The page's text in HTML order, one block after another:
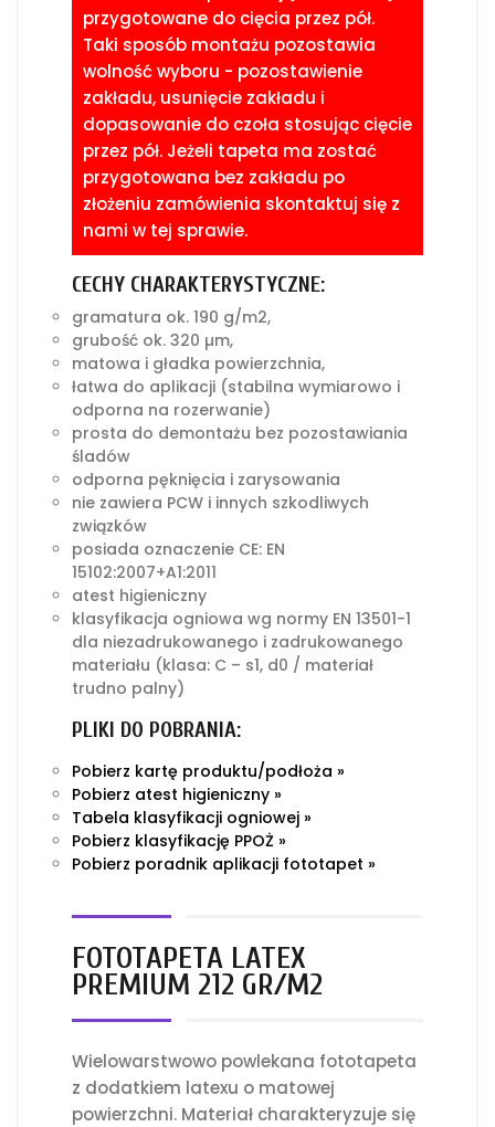
przygotowane do cięcia przez pół.
Taki sposób montażu pozostawia
wolność wyboru - pozostawienie
zakładu, usunięcie zakładu i
dopasowanie do czoła stosując cięcie
przez pół. Jeżeli tapeta ma zostać
przygotowana bez zakładu po
złożeniu zamówienia skontaktuj się z
nami w tej sprawie.
CECHY CHARAKTERYSTYCZNE:
gramatura ok. 190 g/m2,
grubość ok. 320 µm,
matowa i gładka powierzchnia,
łatwa do aplikacji (stabilna wymiarowo i
odporna na rozerwanie)
prosta do demontażu bez pozostawiania
śladów
odporna pęknięcia i zarysowania
nie zawiera PCW i innych szkodliwych
związków
posiada oznaczenie CE: EN
15102:2007+A1:2011
atest higieniczny
klasyfikacja ogniowa wg normy EN 13501-1
dla niezadrukowanego i zadrukowanego
materiału (klasa: C – s1, d0 / materiał
trudno palny)
PLIKI DO POBRANIA:
Pobierz kartę produktu/podłoża »
Pobierz atest higieniczny »
Tabela klasyfikacji ogniowej »
Pobierz klasyfikację PPOŻ »
Pobierz poradnik aplikacji fototapet »
FOTOTAPETA LATEX
PREMIUM 212 GR/M2
Wielowarstwowo powlekana fototapeta
z dodatkiem latexu o matowej
powierzchni. Materiał charakteryzuje się